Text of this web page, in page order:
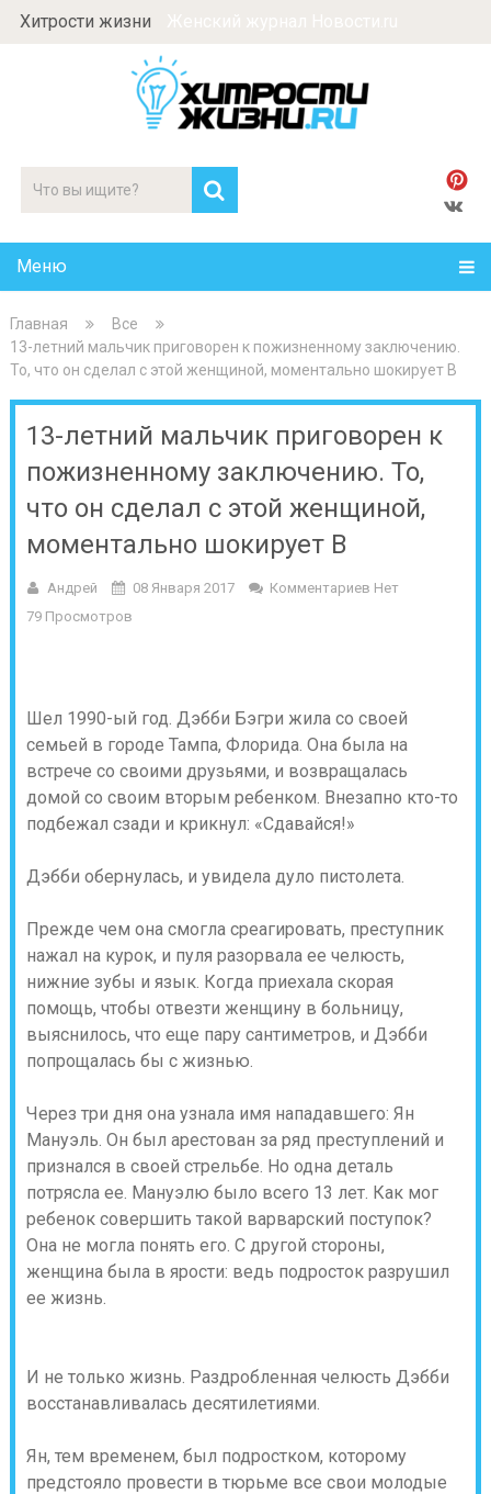
Хитрости жизни
Меню
Главная
Все
13-летний мальчик приговорен к пожизненному заключению.
То, что он сделал с этой женщиной, моментально шокирует В
13-летний мальчик приговорен к
пожизненному заключению. То,
что он сделал с этой женщиной,
моментально шокирует В
Андрей 08 Января 2017
Комментариев Нет
79 Просмотров
Шел 1990-ый год. Дэбби Бэгри жила со своей
семьей в городе Тампа, Флорида. Она была на
встрече со своими друзьями, и возвращалась
домой со своим вторым ребенком. Внезапно кто-то
подбежал сзади и крикнул: «Сдавайся!»
Дэбби обернулась, и увидела дуло пистолета.
Прежде чем она смогла среагировать, преступник
нажал на курок, и пуля разорвала ее челюсть,
нижние зубы и язык. Когда приехала скорая
помощь, чтобы отвезти женщину в больницу,
выяснилось, что еще пару сантиметров, и Дэбби
попрощалась бы с жизнью.
Через три дня она узнала имя нападавшего: Ян
Мануэль. Он был арестован за ряд преступлений и
признался в своей стрельбе. Но одна деталь
потрясла ее. Мануэлю было всего 13 лет. Как мог
ребенок совершить такой варварский поступок?
Она не могла понять его. С другой стороны,
женщина была в ярости: ведь подросток разрушил
ее жизнь.
И не только жизнь. Раздробленная челюсть Дэбби
восстанавливалась десятилетиями.
Ян, тем временем, был подростком, которому
предстояло провести в тюрьме все свои молодые